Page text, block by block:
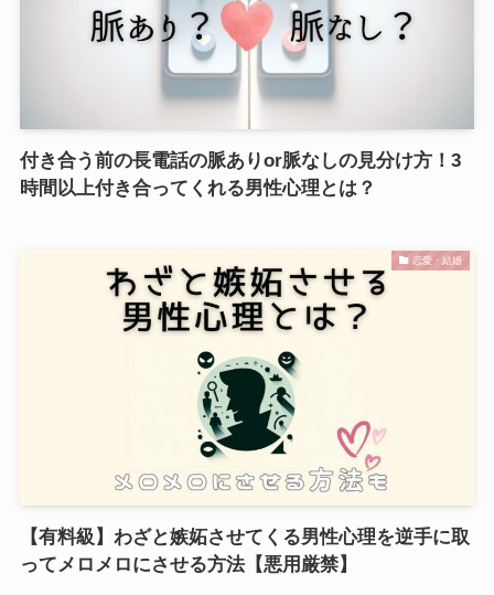
付き合う前の長電話の脈ありor脈なしの見分け方！3
時間以上付き合ってくれる男性心理とは？
恋愛・結婚
【有料級】わざと嫉妬させてくる男性心理を逆手に取
ってメロメロにさせる方法【悪用厳禁】